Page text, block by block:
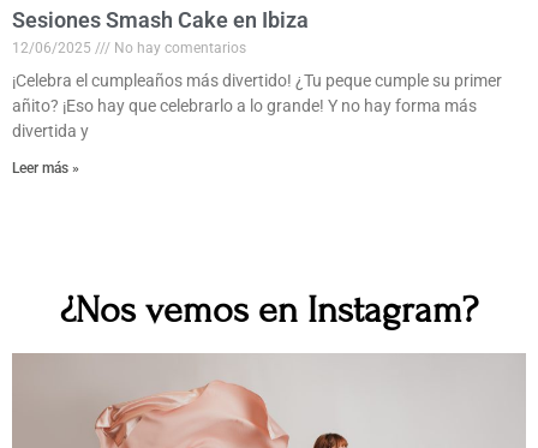
Sesiones Smash Cake en Ibiza
12/06/2025 No hay comentarios
¡Celebra el cumpleaños más divertido! ¿Tu peque cumple su primer
añito? ¡Eso hay que celebrarlo a lo grande! Y no hay forma más
divertida y
Leer más »
¿Nos vemos en Instagram?